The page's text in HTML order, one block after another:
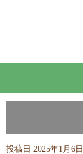
投稿日 2025年1月6日